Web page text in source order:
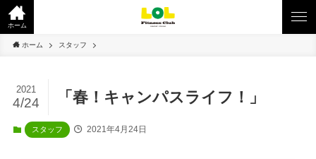
ホーム
ホーム スタッフ
「春！キャンパスライフ！」
2021
4/24
スタッフ 2021年4月24日